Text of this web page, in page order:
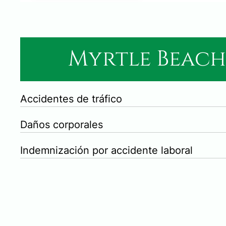
Myrtle
Accidentes de tráfico
Daños corporales
Indemnización por accidente laboral